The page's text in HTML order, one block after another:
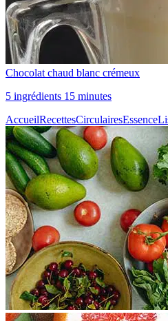
Chocolat chaud blanc crémeux
5 ingrédients 15 minutes
AccueilRecettesCirculairesEssence